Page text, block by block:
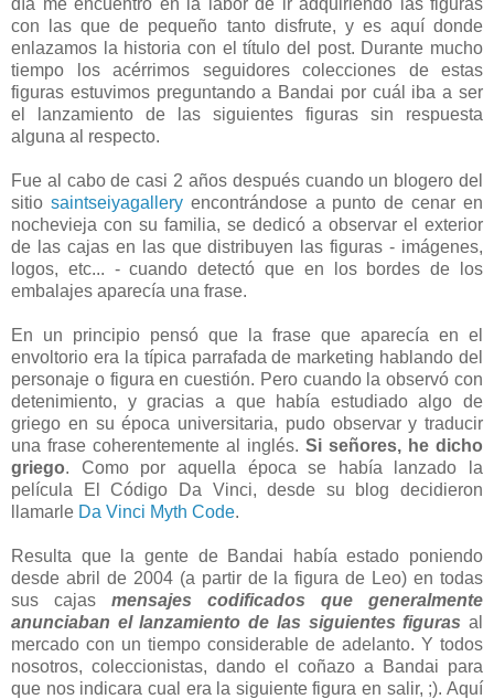
con las que de pequeño tanto disfrute, y es aquí donde
enlazamos la historia con el título del post. Durante mucho
tiempo los acérrimos seguidores colecciones de estas
figuras estuvimos preguntando a Bandai por cuál iba a ser
el lanzamiento de las siguientes figuras sin respuesta
alguna al respecto.
Fue al cabo de casi 2 años después cuando un blogero del
sitio saintseiyagalleryencontrándose a punto de cenar en
nochevieja con su familia, se dedicó a observar el exterior
de las cajas en las que distribuyen las figuras - imágenes,
logos, etc... - cuando detectó que en los bordes de los
embalajes aparecía una frase.
En un principio pensó que la frase que aparecía en el
envoltorio era la típica parrafada de marketing hablando del
personaje o figura en cuestión. Pero cuando la observó con
detenimiento, y gracias a que había estudiado algo de
griego en su época universitaria, pudo observar y traducir
una frase coherentemente al inglés. Si señores, he dicho
griego. Como por aquella época se había lanzado la
película El Código Da Vinci, desde su blog decidieron
llamarle Da Vinci Myth Code.
Resulta que la gente de Bandai había estado poniendo
desde abril de 2004 (a partir de la figura de Leo) en todas
sus cajas mensajes codificados que generalmente
anunciaban el lanzamiento de las siguientes figuras al
mercado con un tiempo considerable de adelanto. Y todos
nosotros, coleccionistas, dando el coñazo a Bandai para
que nos indicara cual era la siguiente figura en salir, ;). Aquí